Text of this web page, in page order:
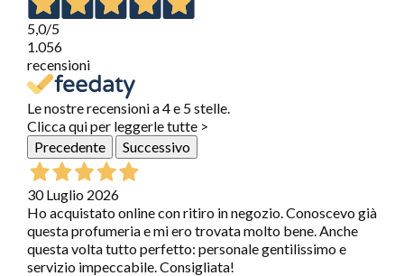
5,0/5
1.056
recensioni
Le nostre recensioni a 4 e 5 stelle.
Clicca qui per leggerle tutte >
Precedente
Successivo
30 Luglio 2026
Ho acquistato online con ritiro in negozio. Conoscevo già
questa profumeria e mi ero trovata molto bene. Anche
questa volta tutto perfetto: personale gentilissimo e
servizio impeccabile. Consigliata!